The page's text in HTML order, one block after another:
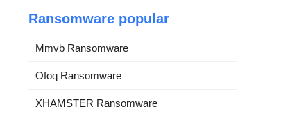
Ransomware popular
Mmvb Ransomware
Ofoq Ransomware
XHAMSTER Ransomware